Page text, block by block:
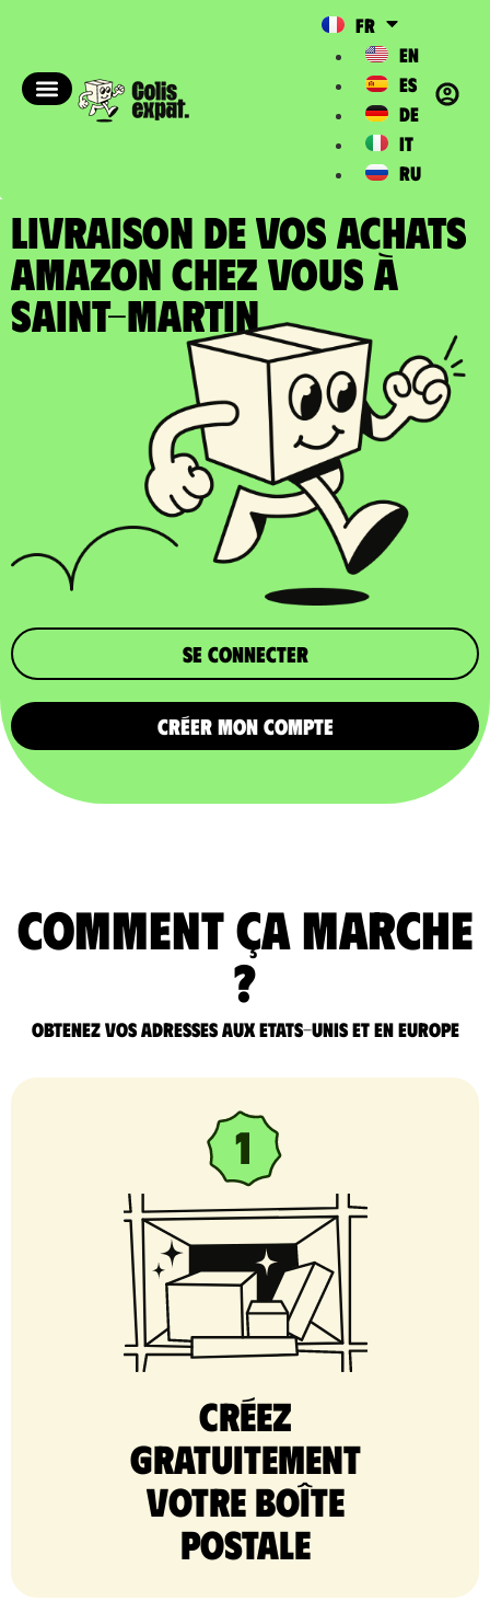
FR
EN
ES
DE
IT
RU
LIVRAISON DE VOS ACHATS
AMAZON chez vous à
Saint-Martin
Se connecter
CRÉER MON COMPTE
comment ça marche
?
Obtenez vos adresses aux Etats-Unis et en Europe
Créez
gratuitement
votre Boîte
postale